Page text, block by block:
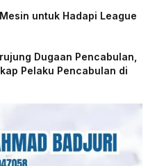
untuk Hadapi League
Dugaan Pencabulan,
Pelaku Pencabulan di